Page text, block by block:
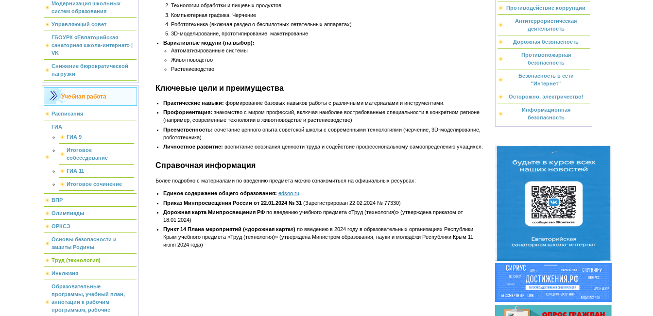
Модернизация школьных
систем образования
Управляющий совет
ГБОУРК «Евпаторийская
санаторная школа-интернат» |
VK
Снижение бюрократической
нагрузки
Учебная работа
Расписания
ГИА
ГИА 9
Итоговое
собеседование
ГИА 11
Итоговое сочинение
ВПР
Олимпиады
ОРКСЭ
Основы безопасности и
защиты Родины
Труд (технология)
Инклюзия
Образовательные
программы, учебный план,
аннотации к рабочим
программам, рабочие
Технологии обработки и пищевых продуктов
Компьютерная графика. Черчение
Робототехника (включая раздел о беспилотных летательных аппаратах)
3D-моделирование, прототипирование, макетирование
Вариативные модули (на выбор):
Автоматизированные системы
Животноводство
Растениеводство
Ключевые цели и преимущества
Практические навыки: формирование базовых навыков работы с различными материалами и инструментами.
Профориентация: знакомство с миром профессий, включая наиболее востребованные специальности в конкретном регионе
(например, современные технологии в животноводстве и растениеводстве).
Преемственность: сочетание ценного опыта советской школы с современными технологиями (черчение, 3D-моделирование,
робототехника).
Личностное развитие: воспитание осознания ценности труда и содействие профессиональному самоопределению учащихся.
Справочная информация
Более подробно с материалами по введению предмета можно ознакомиться на официальных ресурсах:
Единое содержание общего образования: edsoo.ru
Приказ Минпросвещения России от 22.01.2024 № 31(Зарегистрирован 22.02.2024 № 77330)
Дорожная карта Минпросвещения РФпо введению учебного предмета «Труд (технология)» (утверждена приказом от
18.01.2024)
Пункт 14 Плана мероприятий («дорожная карта») по введению в 2024 году в образовательных организациях Республики
Крым учебного предмета «Труд (технология)» (утверждена Министром образования, науки и молодёжи Республики Крым 11
июня 2024 года)
Противодействие коррупции
Антитеррористическая
деятельность
Дорожная безопасность
Противопожарная
безопасность
Безопасность в сети
"Интернет"
Осторожно, электричество!
Информационная
безопасность